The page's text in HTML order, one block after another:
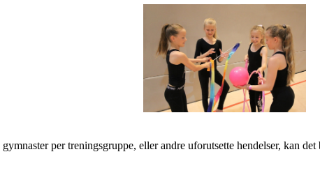
per treningsgruppe, eller andre uforutsette hendelser, kan